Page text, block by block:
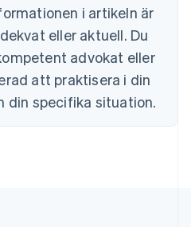
i artikeln är
eller aktuell. Du
advokat eller
att praktisera i din
din specifika situation.